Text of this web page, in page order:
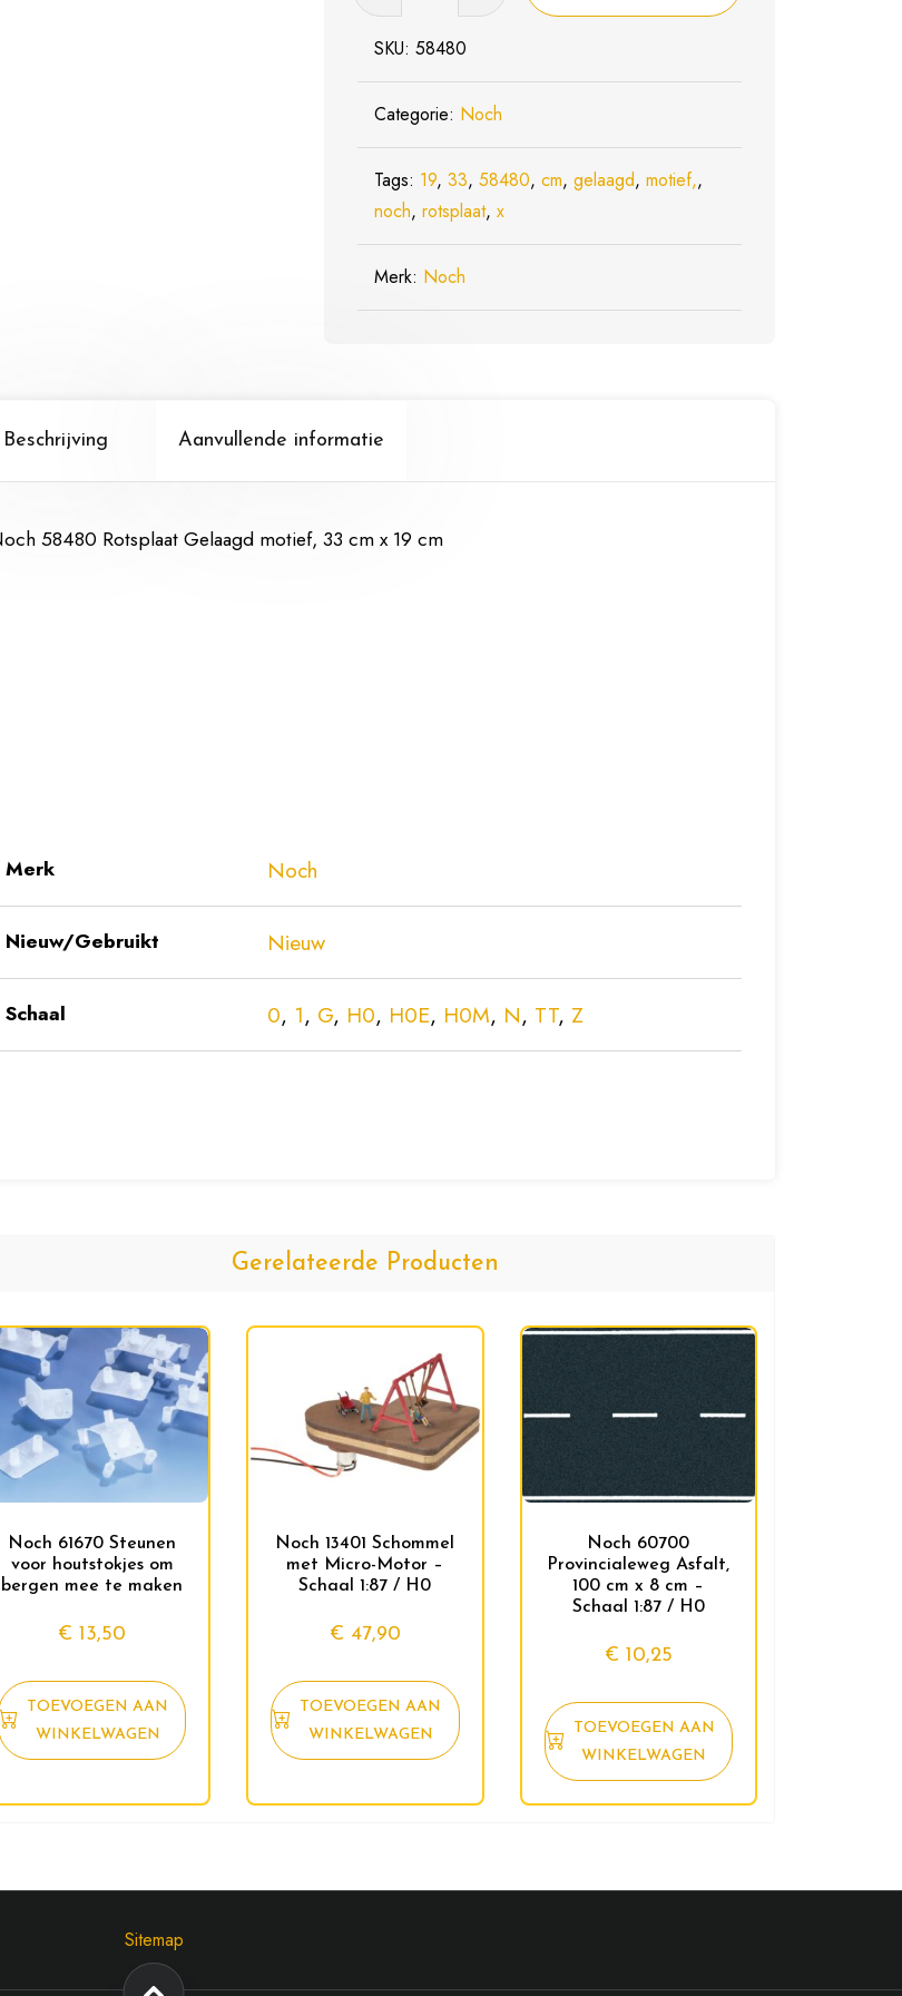
Rotsplaat
Gelaagd
motief,
33
19
aantal
SKU:58480
Categorie: Noch
Tags: 19,33,58480,cm,gelaagd,motief,,
noch,rotsplaat,x
Merk: Noch
Beschrijving Aanvullende informatie
58480 Rotsplaat Gelaagd motief, 33 cm x 19 cm
Merk Noch
Nieuw/Gebruikt Nieuw
Schaal 0, 1, G, H0, H0E, H0M, N, TT, Z
Gerelateerde Producten
Noch 61670 Steunen
voor houtstokjes om
bergen mee te maken
€ 13,50
TOEVOEGEN AAN
WINKELWAGEN
Noch 13401 Schommel
met Micro-Motor –
Schaal 1:87 / H0
€ 47,90
TOEVOEGEN AAN
WINKELWAGEN
Noch 60700
Provincialeweg Asfalt,
100 cm x 8 cm –
Schaal 1:87 / H0
€ 10,25
TOEVOEGEN AAN
WINKELWAGEN
Sitemap